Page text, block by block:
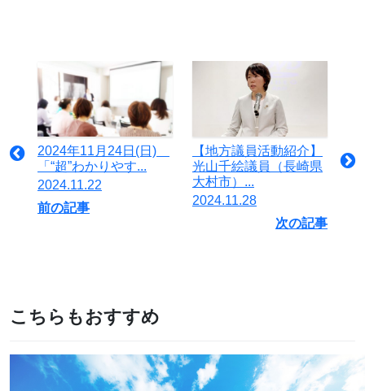
2024年11月24日(日)
「“超”わかりやす...
2024.11.22
前の記事
【地方議員活動紹介】
光山千絵議員（長崎県
大村市）...
2024.11.28
次の記事
こちらもおすすめ